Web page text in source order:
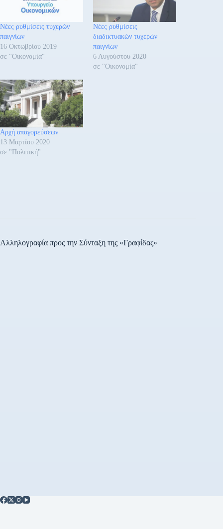
Νέες ρυθμίσεις τυχερών
παιγνίων
16 Οκτωβρίου 2019
σε "Οικονομία"
Νέες ρυθμίσεις
διαδικτυακών τυχερών
παιγνίων
6 Αυγούστου 2020
σε "Οικονομία"
Αρχή απαγορεύσεων
13 Μαρτίου 2020
σε "Πολιτική"
Αλληλογραφία προς την Σύνταξη της «Γραφίδας»